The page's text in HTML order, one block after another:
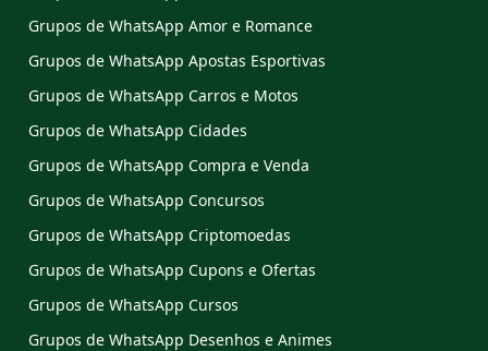
Grupos de WhatsApp Amor e Romance
Grupos de WhatsApp Apostas Esportivas
Grupos de WhatsApp Carros e Motos
Grupos de WhatsApp Cidades
Grupos de WhatsApp Compra e Venda
Grupos de WhatsApp Concursos
Grupos de WhatsApp Criptomoedas
Grupos de WhatsApp Cupons e Ofertas
Grupos de WhatsApp Cursos
Grupos de WhatsApp Desenhos e Animes